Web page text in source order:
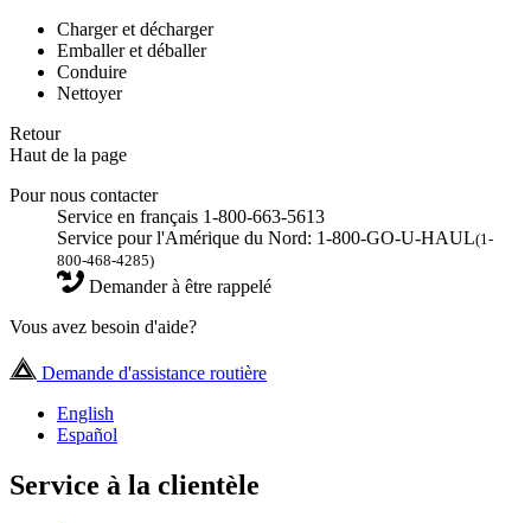
Charger et décharger
Emballer et déballer
Conduire
Nettoyer
Retour
Haut de la page
Pour nous contacter
Service en français 1-800-663-5613
Service pour l'Amérique du Nord: 1-800-GO-U-HAUL(1-
800-468-4285)
Demander à être rappelé
Vous avez besoin d'aide?
Demande d'assistance routière
English
Español
Service à la clientèle